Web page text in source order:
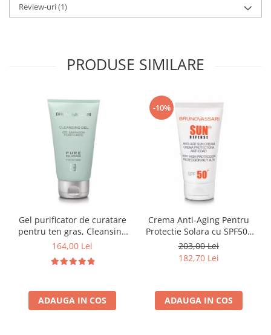
Review-uri(1)
PRODUSE SIMILARE
Gel purificator de curatare
pentru ten gras, Cleansing
gel pure solution - 150ml
164,00 Lei
ADAUGA IN COS
-10%
Crema Anti-Aging Pentru
Protectie Solara cu SPF50+
50ml - Anti -Age Sun Cream
SPF50+ - Bruno Vassari
203,00 Lei
182,70 Lei
ADAUGA IN COS